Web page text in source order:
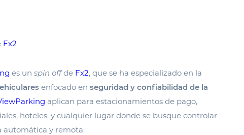
Fx2
es un spin offde Fx2, que se ha especializado en la
enfocado en seguridad y confiabilidad de la
aplican para estacionamientos de pago,
hoteles, y cualquier lugar donde se busque controlar
automática y remota.